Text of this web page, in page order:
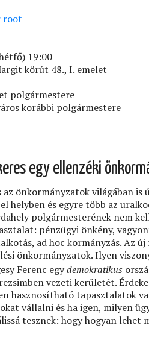
19:00
körút 48., I. emelet
polgármestere
korábbi polgármestere
egy ellenzéki
az önkormányzatok világában
helyben és egyre több az
polgármesterének nem
pénzügyi önkény,
ad hoc kormányzás. Az
önkormányzatok. Ilyen
Ferenc egydemokratikus
rezsimben vezeti kerületét.
hasznosítható tapasztalatok
vállalni és ha igen, milyen
tesznek: hogy hogyan lehet